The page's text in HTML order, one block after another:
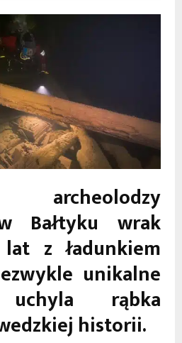
archeolodzy
Bałtyku wrak
z ładunkiem
unikalne
uchyla rąbka
historii.